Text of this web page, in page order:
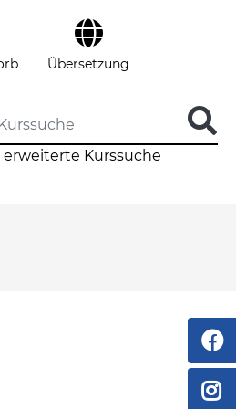
Übersetzung
erweiterte Kurssuche